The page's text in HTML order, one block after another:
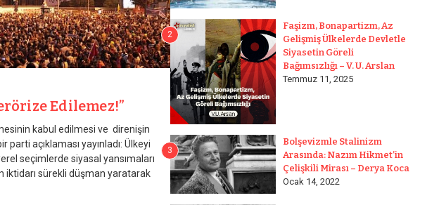
Edilemez!”
kabul edilmesi ve direnişin
açıklaması yayınladı: Ülkeyi
seçimlerde siyasal yansımaları
iktidarı sürekli düşman yaratarak
2
Faşizm, Bonapartizm, Az
Gelişmiş Ülkelerde Devletle
Siyasetin Göreli
Bağımsızlığı – V. U. Arslan
Temmuz 11, 2025
3
Bolşevizmle Stalinizm
Arasında: Nazım Hikmet’in
Çelişkili Mirası – Derya Koca
Ocak 14, 2022